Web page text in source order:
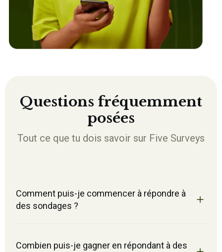
Questions fréquemment
posées
Tout ce que tu dois savoir sur Five Surveys
Comment puis-je commencer à répondre à
des sondages ?
Combien puis-je gagner en répondant à des